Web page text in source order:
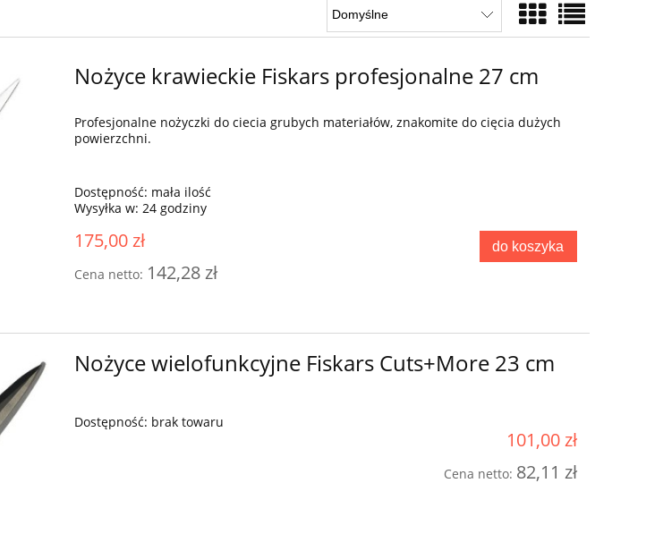
Nożyce krawieckie Fiskars profesjonalne 27 cm
Profesjonalne nożyczki do ciecia grubych materiałów, znakomite do cięcia dużych
powierzchni.
Dostępność: mała ilość
Wysyłka w: 24 godziny
175,00 zł
Cena netto: 142,28 zł
do koszyka
Nożyce wielofunkcyjne Fiskars Cuts+More 23 cm
Dostępność: brak towaru
101,00 zł
Cena netto: 82,11 zł